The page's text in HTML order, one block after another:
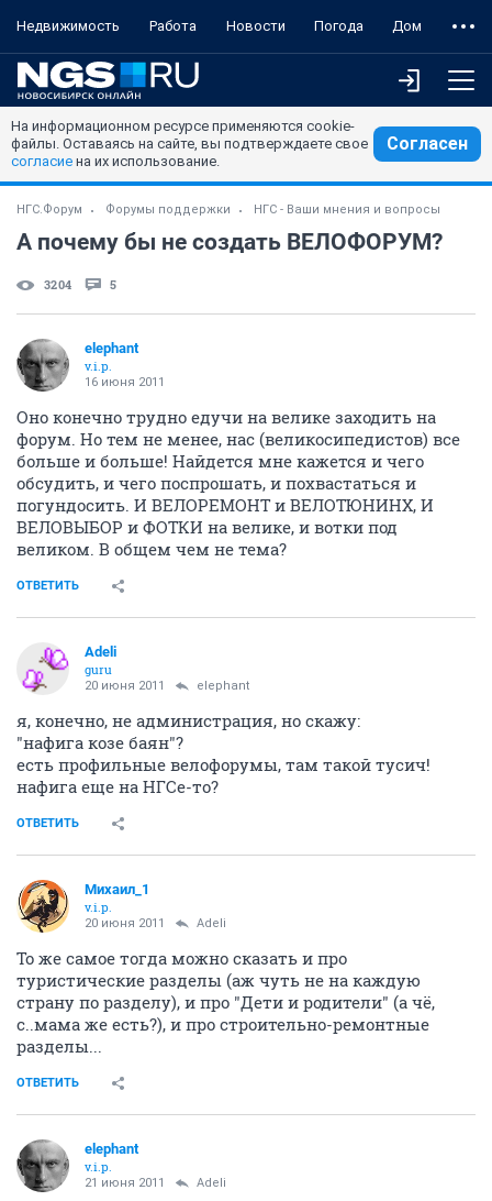
Недвижимость Работа Новости Погода Дом
На информационном ресурсе применяются cookie-
файлы. Оставаясь на сайте, вы подтверждаете свое
согласие на их использование.
Согласен
НГС.Форум Форумы поддержки НГС - Ваши мнения и вопросы
А почему бы не создать ВЕЛОФОРУМ?
3204 5
elephant
v.i.p.
16 июня 2011
Оно конечно трудно едучи на велике заходить на
форум. Но тем не менее, нас (великосипедистов) все
больше и больше! Найдется мне кажется и чего
обсудить, и чего поспрошать, и похвастаться и
погундосить. И ВЕЛОРЕМОНТ и ВЕЛОТЮНИНХ, И
ВЕЛОВЫБОР и ФОТКИ на велике, и вотки под
великом. В общем чем не тема?
ОТВЕТИТЬ
Adeli
guru
20 июня 2011 elephant
я, конечно, не администрация, но скажу:
"нафига козе баян"?
есть профильные велофорумы, там такой тусич!
нафига еще на НГСе-то?
ОТВЕТИТЬ
Михаил_1
v.i.p.
20 июня 2011 Adeli
То же самое тогда можно сказать и про
туристические разделы (аж чуть не на каждую
страну по разделу), и про "Дети и родители" (а чё,
с..мама же есть?), и про строительно-ремонтные
разделы...
ОТВЕТИТЬ
elephant
v.i.p.
21 июня 2011 Adeli